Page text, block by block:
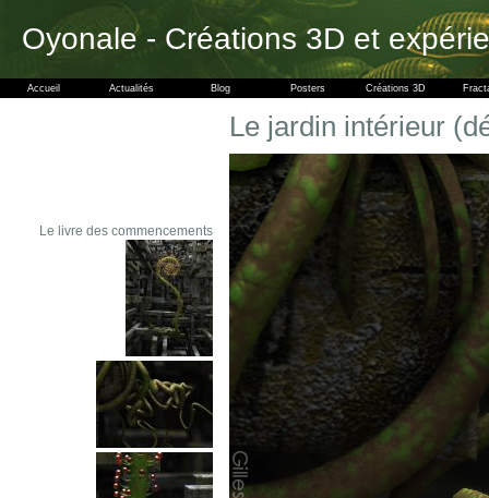
Oyonale - Créations 3D et
Accueil Actualités Blog Posters Créations 3D
Le livre des commencements
Le jardin intérieur